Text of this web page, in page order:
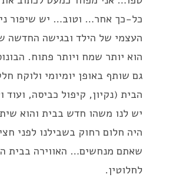
כל-כך אחר… וטוב… יש שיפור
העצמי של הילד ובגישה החדשה
הוא יותר שמח ויותר פתוח.
גם שותף באופן יומיומי ולוקח
הבית (נקיון, קיפול כביסה, ועוד
יש לנו משהו חדש בבית והוא
היה חלום רחוק בשבילנו לפני
שאתם מנחשים… האווירה בבית
לחלוטין.